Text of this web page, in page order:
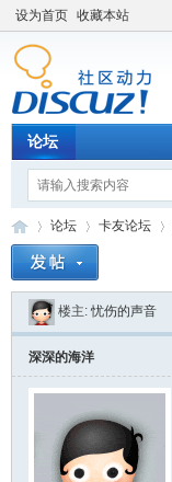
设为首页 收藏本站
论坛
»
论坛
›
卡友论坛
›
楼主:忧伤的声音
深深的海洋